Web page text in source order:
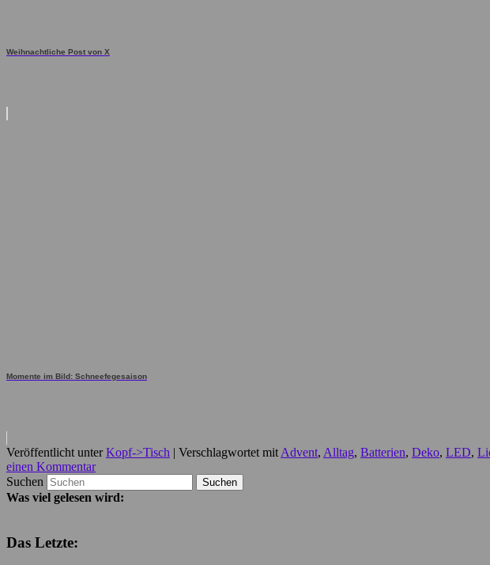
Weihnachtliche Post von X
Momente im Bild: Schneefegesaison
Veröffentlicht unter Kopf->Tisch | Verschlagwortet mit Advent, Alltag, Batterien, Deko, LED,
einen Kommentar
Suchen
Was viel gelesen wird:
Das Letzte: